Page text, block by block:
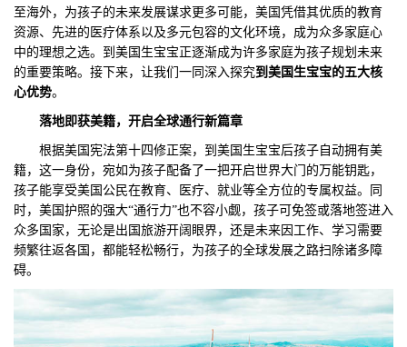
们
至海外，为孩子的未来发展谋求更多可能，美国凭借其优质的教育
资源、先进的医疗体系以及多元包容的文化环境，成为众多家庭心
中的理想之选。到美国生宝宝正逐渐成为许多家庭为孩子规划未来
的重要策略。接下来，让我们一同深入探究到美国生宝宝的五大核
心优势。
落地即获美籍，开启全球通行新篇章
根据美国宪法第十四修正案，到美国生宝宝后孩子自动拥有美
籍，这一身份，宛如为孩子配备了一把开启世界大门的万能钥匙，
孩子能享受美国公民在教育、医疗、就业等全方位的专属权益。同
时，美国护照的强大“通行力”也不容小觑，孩子可免签或落地签进入
众多国家，无论是出国旅游开阔眼界，还是未来因工作、学习需要
频繁往返各国，都能轻松畅行，为孩子的全球发展之路扫除诸多障
碍。